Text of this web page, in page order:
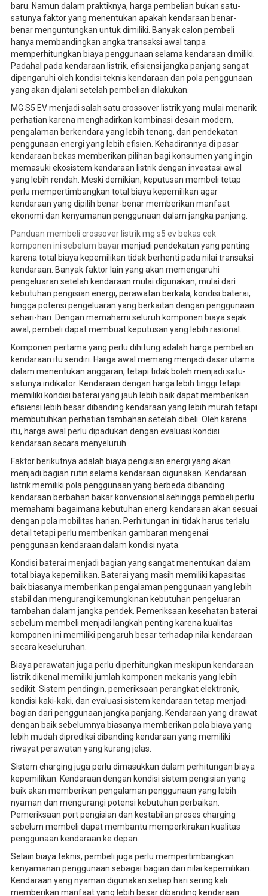
baru. Namun dalam praktiknya, harga pembelian bukan satu-
satunya faktor yang menentukan apakah kendaraan benar-
benar menguntungkan untuk dimiliki. Banyak calon pembeli
hanya membandingkan angka transaksi awal tanpa
memperhitungkan biaya penggunaan selama kendaraan dimiliki.
Padahal pada kendaraan listrik, efisiensi jangka panjang sangat
dipengaruhi oleh kondisi teknis kendaraan dan pola penggunaan
yang akan dijalani setelah pembelian dilakukan.
MG S5 EV menjadi salah satu crossover listrik yang mulai menarik
perhatian karena menghadirkan kombinasi desain modern,
pengalaman berkendara yang lebih tenang, dan pendekatan
penggunaan energi yang lebih efisien. Kehadirannya di pasar
kendaraan bekas memberikan pilihan bagi konsumen yang ingin
memasuki ekosistem kendaraan listrik dengan investasi awal
yang lebih rendah. Meski demikian, keputusan membeli tetap
perlu mempertimbangkan total biaya kepemilikan agar
kendaraan yang dipilih benar-benar memberikan manfaat
ekonomi dan kenyamanan penggunaan dalam jangka panjang.
Panduan membeli crossover listrik mg s5 ev bekas cek
komponen ini sebelum bayarmenjadi pendekatan yang penting
karena total biaya kepemilikan tidak berhenti pada nilai transaksi
kendaraan. Banyak faktor lain yang akan memengaruhi
pengeluaran setelah kendaraan mulai digunakan, mulai dari
kebutuhan pengisian energi, perawatan berkala, kondisi baterai,
hingga potensi pengeluaran yang berkaitan dengan penggunaan
sehari-hari. Dengan memahami seluruh komponen biaya sejak
awal, pembeli dapat membuat keputusan yang lebih rasional.
Komponen pertama yang perlu dihitung adalah harga pembelian
kendaraan itu sendiri. Harga awal memang menjadi dasar utama
dalam menentukan anggaran, tetapi tidak boleh menjadi satu-
satunya indikator. Kendaraan dengan harga lebih tinggi tetapi
memiliki kondisi baterai yang jauh lebih baik dapat memberikan
efisiensi lebih besar dibanding kendaraan yang lebih murah tetapi
membutuhkan perhatian tambahan setelah dibeli. Oleh karena
itu, harga awal perlu dipadukan dengan evaluasi kondisi
kendaraan secara menyeluruh.
Faktor berikutnya adalah biaya pengisian energi yang akan
menjadi bagian rutin selama kendaraan digunakan. Kendaraan
listrik memiliki pola penggunaan yang berbeda dibanding
kendaraan berbahan bakar konvensional sehingga pembeli perlu
memahami bagaimana kebutuhan energi kendaraan akan sesuai
dengan pola mobilitas harian. Perhitungan ini tidak harus terlalu
detail tetapi perlu memberikan gambaran mengenai
penggunaan kendaraan dalam kondisi nyata.
Kondisi baterai menjadi bagian yang sangat menentukan dalam
total biaya kepemilikan. Baterai yang masih memiliki kapasitas
baik biasanya memberikan pengalaman penggunaan yang lebih
stabil dan mengurangi kemungkinan kebutuhan pengeluaran
tambahan dalam jangka pendek. Pemeriksaan kesehatan baterai
sebelum membeli menjadi langkah penting karena kualitas
komponen ini memiliki pengaruh besar terhadap nilai kendaraan
secara keseluruhan.
Biaya perawatan juga perlu diperhitungkan meskipun kendaraan
listrik dikenal memiliki jumlah komponen mekanis yang lebih
sedikit. Sistem pendingin, pemeriksaan perangkat elektronik,
kondisi kaki-kaki, dan evaluasi sistem kendaraan tetap menjadi
bagian dari penggunaan jangka panjang. Kendaraan yang dirawat
dengan baik sebelumnya biasanya memberikan pola biaya yang
lebih mudah diprediksi dibanding kendaraan yang memiliki
riwayat perawatan yang kurang jelas.
Sistem charging juga perlu dimasukkan dalam perhitungan biaya
kepemilikan. Kendaraan dengan kondisi sistem pengisian yang
baik akan memberikan pengalaman penggunaan yang lebih
nyaman dan mengurangi potensi kebutuhan perbaikan.
Pemeriksaan port pengisian dan kestabilan proses charging
sebelum membeli dapat membantu memperkirakan kualitas
penggunaan kendaraan ke depan.
Selain biaya teknis, pembeli juga perlu mempertimbangkan
kenyamanan penggunaan sebagai bagian dari nilai kepemilikan.
Kendaraan yang nyaman digunakan setiap hari sering kali
memberikan manfaat yang lebih besar dibanding kendaraan